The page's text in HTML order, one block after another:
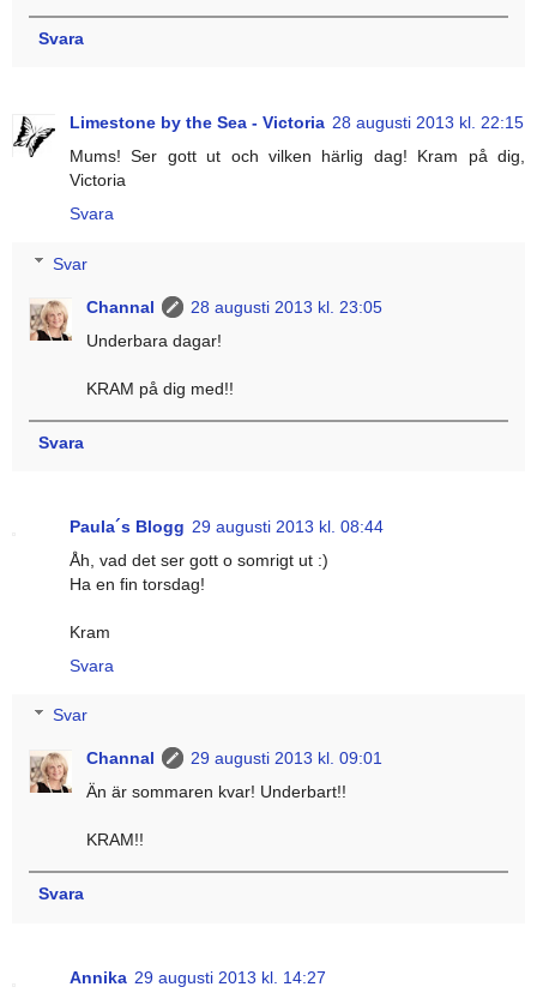
Svara
Limestone by the Sea - Victoria 28 augusti 2013 kl. 22:15
Mums! Ser gott ut och vilken härlig dag! Kram på dig,
Victoria
Svara
Svar
Channal
28 augusti 2013 kl. 23:05
Underbara dagar!
KRAM på dig med!!
Svara
Paula´s Blogg 29 augusti 2013 kl. 08:44
Åh, vad det ser gott o somrigt ut :)
Ha en fin torsdag!
Kram
Svara
Svar
Channal
29 augusti 2013 kl. 09:01
Än är sommaren kvar! Underbart!!
KRAM!!
Svara
Annika 29 augusti 2013 kl. 14:27